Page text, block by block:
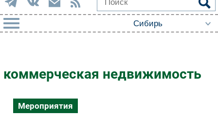
Импорто­замещение
Автоматизация Промышленности
Интернет
Мобильная связь
коммерческая недвижимость
Мероприятия